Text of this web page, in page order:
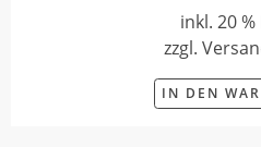
inkl. 20 %
zzgl.
IN DEN